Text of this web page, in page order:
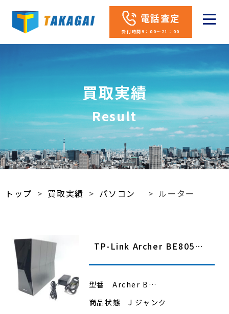
電話査定
受付時間9：00～21：00
買取実績
Result
トップ > 買取実績 > パソコン > ルーター
TP-Link Archer BE805…
型番
Archer B…
商品状態
J ジャンク